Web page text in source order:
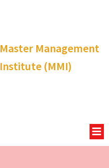
Master Management
Institute (MMI)